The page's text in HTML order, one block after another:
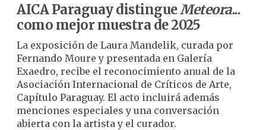
AICA Paraguay distingueMeteora...
como mejor muestra de 2025
La exposición de Laura Mandelik, curada por
Fernando Moure y presentada en Galería
Exaedro, recibe el reconocimiento anual de la
Asociación Internacional de Críticos de Arte,
Capítulo Paraguay. El acto incluirá además
menciones especiales y una conversación
abierta con la artista y el curador.